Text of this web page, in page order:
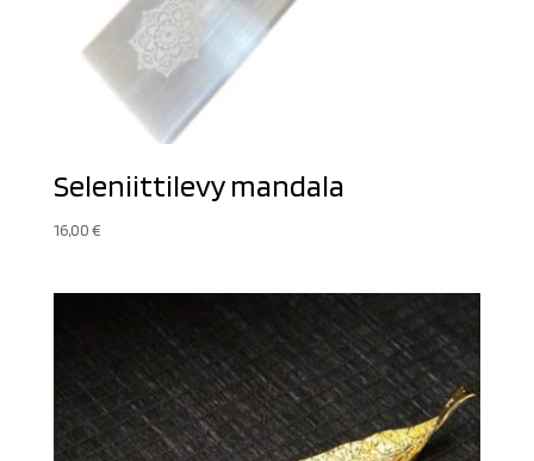
Seleniittilevy mandala
16,00€